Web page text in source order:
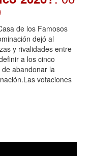
de los Famosos
dejó al
y rivalidades entre
a los cinco
abandonar la
votaciones